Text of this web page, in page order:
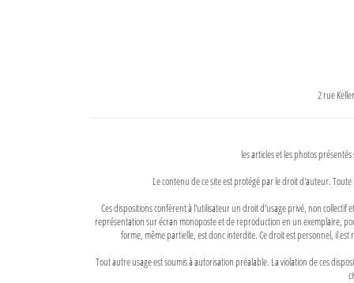
2 rue
les articles et les photos
Le contenu de ce site est protégé par le droit d'auteur.
Ces dispositions confèrent à l'utilisateur un droit d'usage privé, non
représentation sur écran monoposte et de reproduction en un exemplaire,
forme, même partielle, est donc interdite. Ce droit est personnel, il
Tout autre usage est soumis à autorisation préalable. La violation de ces